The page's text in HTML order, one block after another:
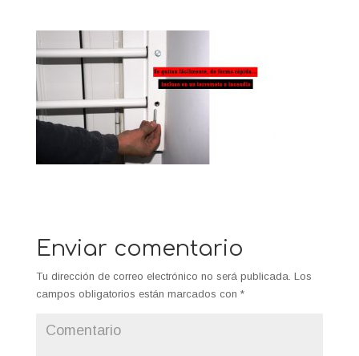
Enviar comentario
Tu dirección de correo electrónico no será publicada. Los
campos obligatorios están marcados con *